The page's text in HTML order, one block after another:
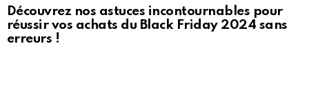
Découvrez nos astuces incontournables pour
réussir vos achats du Black Friday 2024 sans
erreurs !